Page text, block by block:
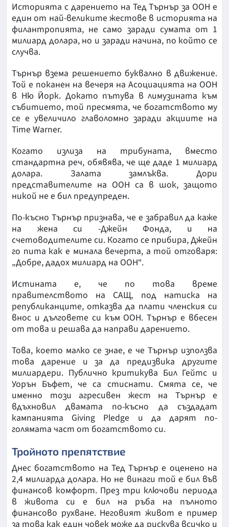
Историята с дарението на Тед Търнър за ООН е
един от най-великите жестове в историята на
филантропията, не само заради сумата от 1
милиард долара, но и заради начина, по който се
случва.
Търнър взема решението буквално в движение.
Той е поканен на вечеря на Асоциацията на ООН
в Ню Йорк. Докато пътува в лимузината към
събитието, той пресмята, че богатството му
се е увеличило главоломно заради акциите на
Time Warner.
Когато излиза на трибуната, вместо
стандартна реч, обявява, че ще даде 1 милиард
долара. Залата замлъква. Дори
представителите на ООН са в шок, защото
никой не е бил предупреден.
По-късно Търнър признава, че е забравил да каже
на жена си -Джейн Фонда, и на
счетоводителите си. Когато се прибира, Джейн
го пита как е минала вечерта, а той отговаря:
„Добре, дадох милиард на ООН“.
Истината е, че по това време
правителството на САЩ, под натиска на
републиканците, отказва да плати членския си
внос и дълговете си към ООН. Търнър е вбесен
от това и решава да направи дарението.
Това, което малко се знае, е че Търнър използва
това дарение и за да предизвика другите
милиардери. Публично критикува Бил Гейтс и
Уорън Бъфет, че са стиснати. Смята се, че
именно този агресивен жест на Търнър е
вдъхновил двамата по-късно да създадат
кампанията Giving Pledge и да дарят по-
голямата част от богатството си.
Тройното препятствие
Днес богатството на Тед Търнър е оценено на
2,4 милиарда долара. Но не винаги той е бил във
финансов комфорт. През три ключови периода
в живота си е бил на ръба на пълното
финансово рухване. Неговият живот е пример
за това как един човек може да рискува всичко и